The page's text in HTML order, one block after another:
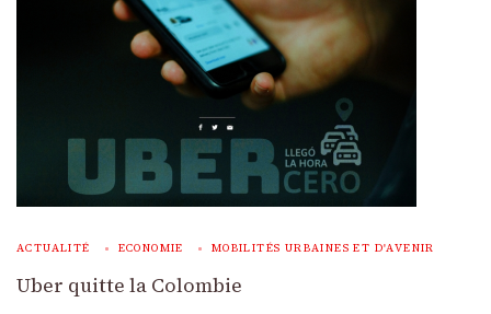
ACTUALITÉ ECONOMIE MOBILITÉS URBAINES ET D'AVENIR
Uber quitte la Colombie